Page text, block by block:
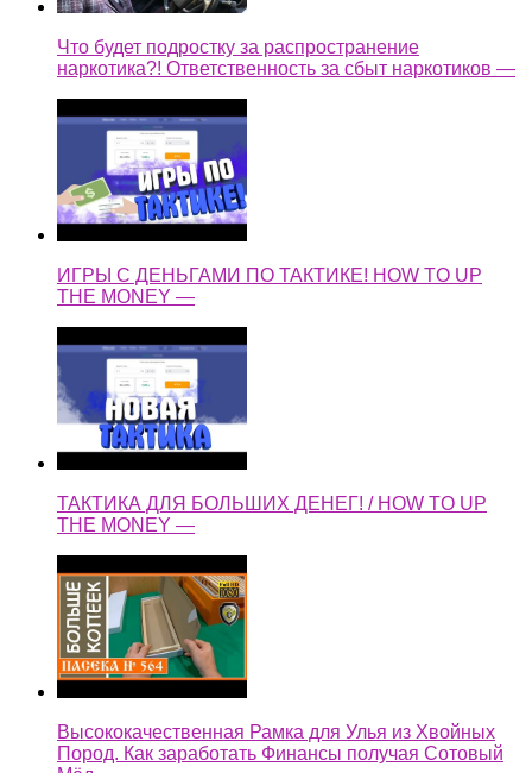
Что будет подростку за распространение
наркотика?! Ответственность за сбыт наркотиков —
ИГРЫ С ДЕНЬГАМИ ПО ТАКТИКЕ! HOW TO UP
THE MONEY —
ТАКТИКА ДЛЯ БОЛЬШИХ ДЕНЕГ! / HOW TO UP
THE MONEY —
Высококачественная Рамка для Улья из Хвойных
Пород. Как заработать Финансы получая Сотовый